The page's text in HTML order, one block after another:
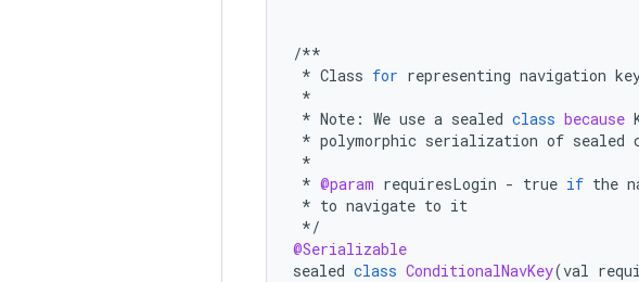
/**
* Class for representing navigation
*
* Note : We use a sealed class because
* polymorphic serialization of sealed
*
* @param requiresLogin - true if the
* to navigate to it
*/
@Serializable
sealed class ConditionalNavKey(val